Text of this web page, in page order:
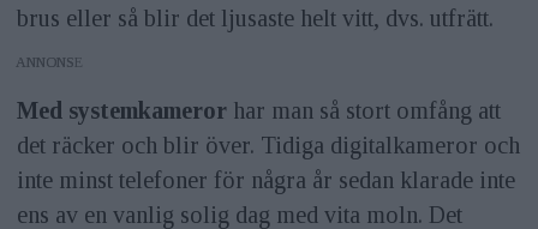
brus eller så blir det ljusaste helt vitt, dvs. utfrätt.
ANNONS
Med systemkamerorhar man så stort omfång att
det räcker och blir över. Tidiga digitalkameror och
inte minst telefoner för några år sedan klarade inte
ens av en vanlig solig dag med vita moln. Det